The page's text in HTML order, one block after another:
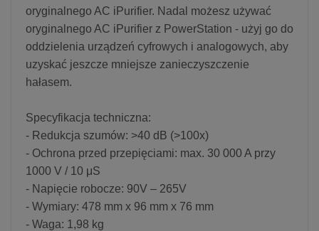
oryginalnego AC iPurifier. Nadal możesz używać
oryginalnego AC iPurifier z PowerStation - użyj go do
oddzielenia urządzeń cyfrowych i analogowych, aby
uzyskać jeszcze mniejsze zanieczyszczenie
hałasem.
Specyfikacja techniczna:
- Redukcja szumów: >40 dB (>100x)
- Ochrona przed przepięciami: max. 30 000 A przy
1000 V / 10 μS
- Napięcie robocze: 90V – 265V
- Wymiary: 478 mm x 96 mm x 76 mm
- Waga: 1,98 kg